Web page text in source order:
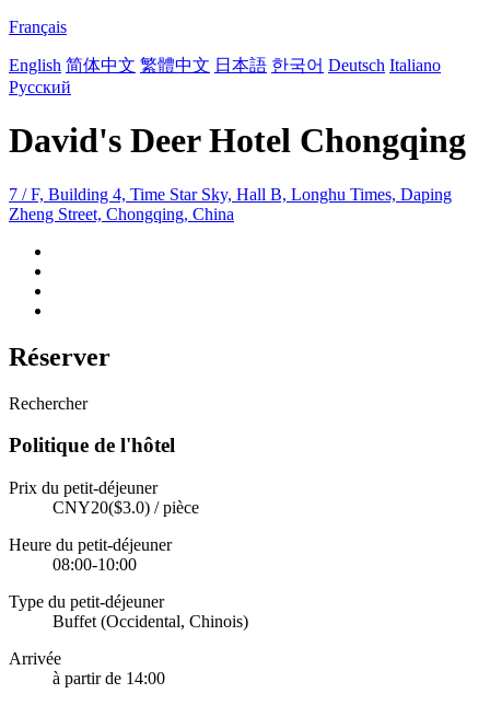
Français
English 简体中文 繁體中文 日本語 한국어 Deutsch Italiano
Русский
David's Deer Hotel Chongqing
7 / F, Building 4, Time Star Sky, Hall B, Longhu Times, Daping
Zheng Street, Chongqing, China
Réserver
Rechercher
Politique de l'hôtel
Prix du petit-déjeuner
CNY20($3.0) / pièce
Heure du petit-déjeuner
08:00-10:00
Type du petit-déjeuner
Buffet (Occidental, Chinois)
Arrivée
à partir de 14:00